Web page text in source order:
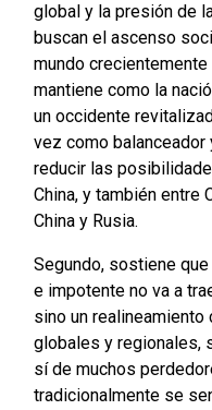
global y la presión de
buscan el ascenso
mundo
mantiene como la
un occidente
vez como balanceador
reducir las
China, y también entre
China y Rusia.
Segundo, sostiene que
e impotente no va a
sino un
globales y regionales,
sí de muchos
tradicionalmente se